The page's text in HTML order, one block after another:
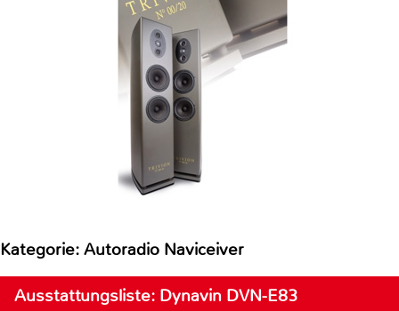
Kategorie: Autoradio Naviceiver
Ausstattungsliste: Dynavin DVN-E83